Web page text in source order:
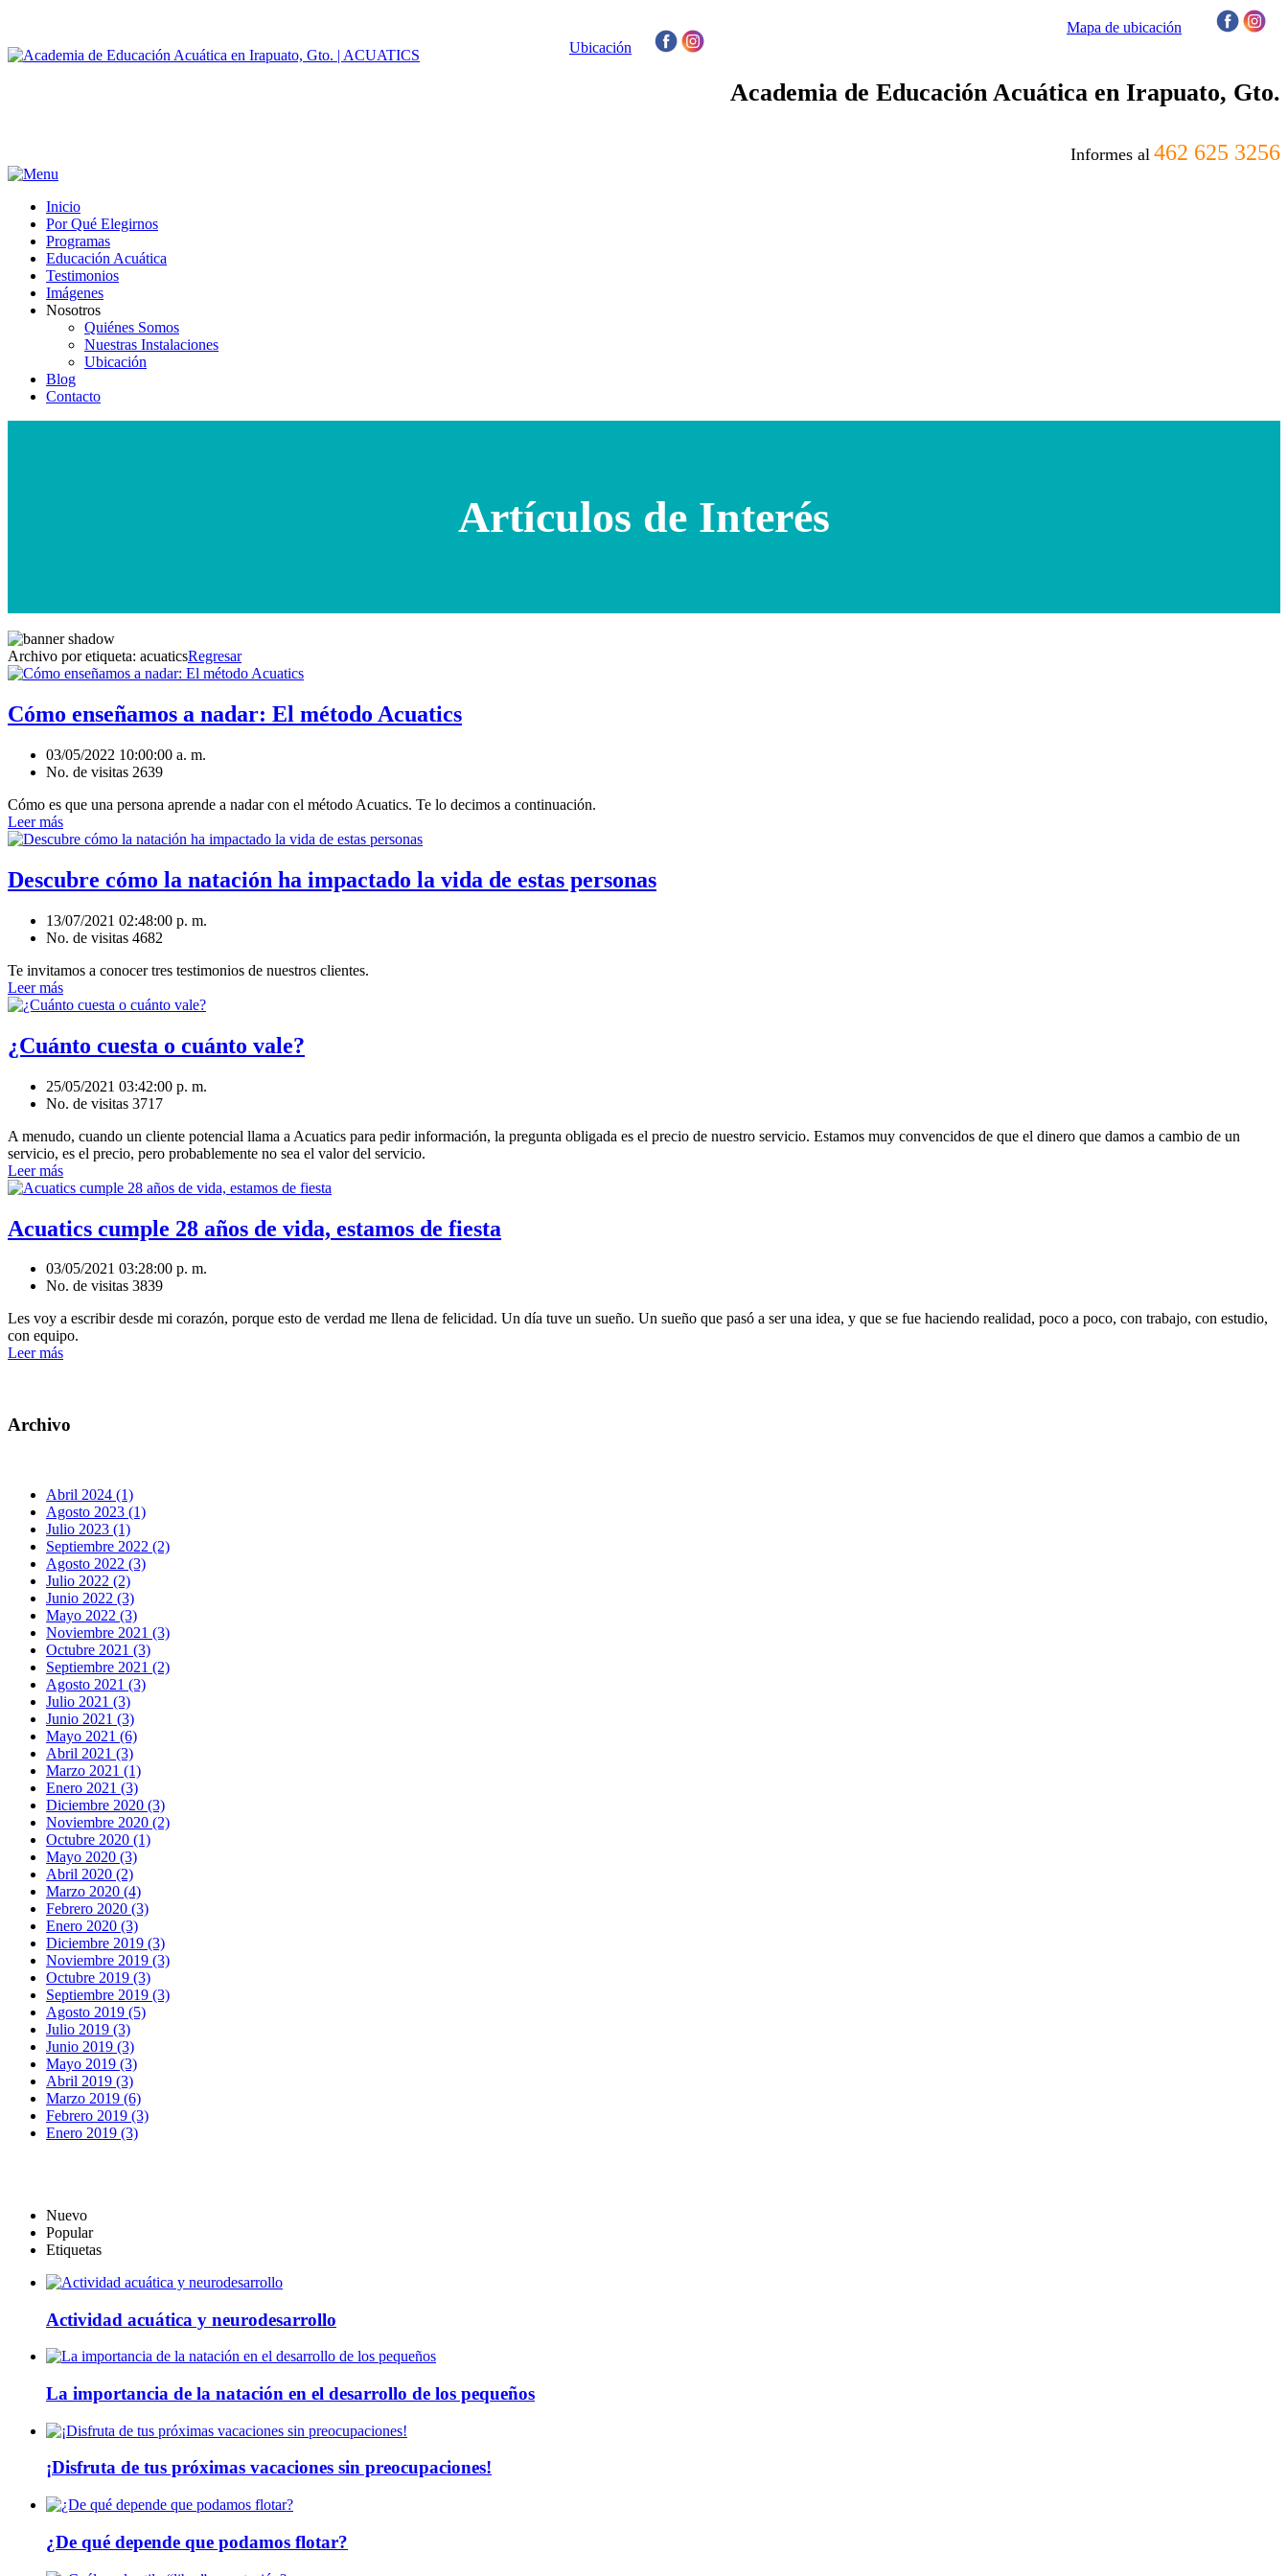
Mapa de ubicación
Ubicación
Academia de Educación Acuática en Irapuato, Gto.
Informes al 462 625 3256
Inicio
Por Qué Elegirnos
Programas
Educación Acuática
Testimonios
Imágenes
Nosotros
Quiénes Somos
Nuestras Instalaciones
Ubicación
Blog
Contacto
Artículos de Interés
Archivo por etiqueta: acuaticsRegresar
Cómo enseñamos a nadar: El método Acuatics
03/05/2022 10:00:00 a. m.
No. de visitas 2639
Cómo es que una persona aprende a nadar con el método Acuatics. Te lo decimos a continuación.
Leer más
Descubre cómo la natación ha impactado la vida de estas personas
13/07/2021 02:48:00 p. m.
No. de visitas 4682
Te invitamos a conocer tres testimonios de nuestros clientes.
Leer más
¿Cuánto cuesta o cuánto vale?
25/05/2021 03:42:00 p. m.
No. de visitas 3717
A menudo, cuando un cliente potencial llama a Acuatics para pedir información, la pregunta obligada es el precio de nuestro servicio. Estamos muy convencidos de que el dinero que damos a cambio de un
servicio, es el precio, pero probablemente no sea el valor del servicio.
Leer más
Acuatics cumple 28 años de vida, estamos de fiesta
03/05/2021 03:28:00 p. m.
No. de visitas 3839
Les voy a escribir desde mi corazón, porque esto de verdad me llena de felicidad. Un día tuve un sueño. Un sueño que pasó a ser una idea, y que se fue haciendo realidad, poco a poco, con trabajo, con estudio,
con equipo.
Leer más
Archivo
Abril 2024 (1)
Agosto 2023 (1)
Julio 2023 (1)
Septiembre 2022 (2)
Agosto 2022 (3)
Julio 2022 (2)
Junio 2022 (3)
Mayo 2022 (3)
Noviembre 2021 (3)
Octubre 2021 (3)
Septiembre 2021 (2)
Agosto 2021 (3)
Julio 2021 (3)
Junio 2021 (3)
Mayo 2021 (6)
Abril 2021 (3)
Marzo 2021 (1)
Enero 2021 (3)
Diciembre 2020 (3)
Noviembre 2020 (2)
Octubre 2020 (1)
Mayo 2020 (3)
Abril 2020 (2)
Marzo 2020 (4)
Febrero 2020 (3)
Enero 2020 (3)
Diciembre 2019 (3)
Noviembre 2019 (3)
Octubre 2019 (3)
Septiembre 2019 (3)
Agosto 2019 (5)
Julio 2019 (3)
Junio 2019 (3)
Mayo 2019 (3)
Abril 2019 (3)
Marzo 2019 (6)
Febrero 2019 (3)
Enero 2019 (3)
Nuevo
Popular
Etiquetas
Actividad acuática y neurodesarrollo
La importancia de la natación en el desarrollo de los pequeños
¡Disfruta de tus próximas vacaciones sin preocupaciones!
¿De qué depende que podamos flotar?